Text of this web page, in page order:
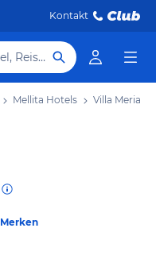
Kontakt
Hotel, Reiseziel
Mellita Hotels Villa Merian
Merken